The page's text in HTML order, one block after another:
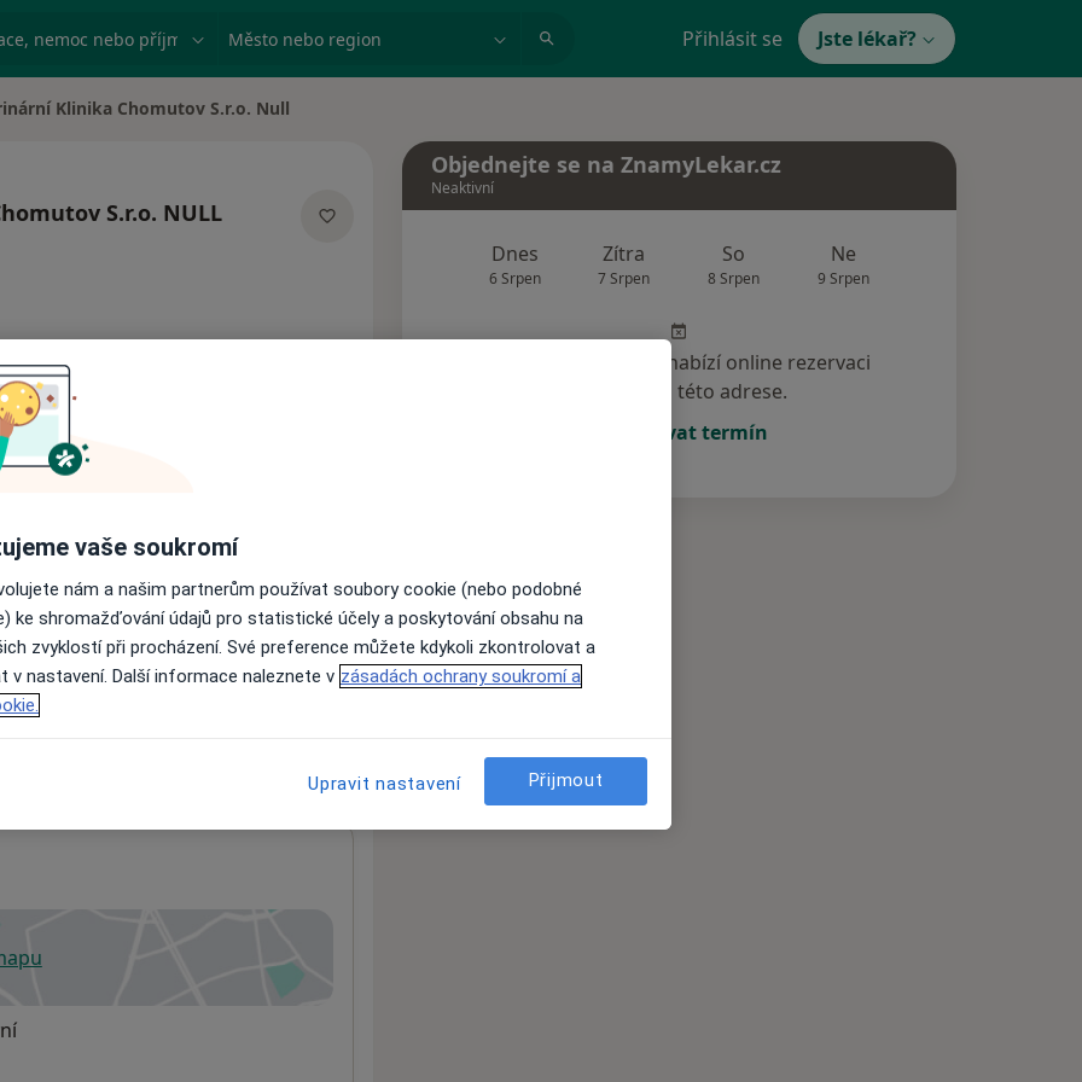
nemoc nebo příjmení Město nebo region Přihlásit se Jste lékař?
Klinika Chomutov S.r.o. Null
S.r.o. NULL
nejsou k dispozici
informace o svých službách.
v nové záložce
Objednejte se na ZnamyLekar.cz
Neaktivní
Dnes
6 Srpen
Zítra
7 Srpen
So
8 Srpen
Ne
9 Srpen
Tento specialista nenabízí online rezervaci
termínu na této adrese.
Rezervovat termín
vaše soukromí
nám a našim partnerům používat soubory cookie (nebo podobné
ke shromažďování údajů pro statistické účely a poskytování obsahu na
zvyklostí při procházení. Své preference můžete kdykoli zkontrolovat a
v nastavení. Další informace naleznete v zásadách ochrany soukromí a
Upravit nastavení Přijmout